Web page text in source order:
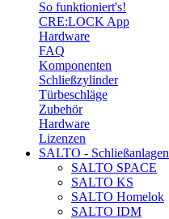
So funktioniert's!
CRE:LOCK App
Hardware
FAQ
Komponenten
Schließzylinder
Türbeschläge
Zubehör
Hardware
Lizenzen
SALTO - Schließanlagen
SALTO SPACE
SALTO KS
SALTO Homelok
SALTO IDM